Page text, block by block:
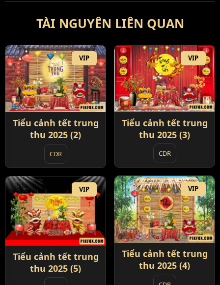
TÀI NGUYÊN LIÊN QUAN
VIP
Tiểu cảnh tết trung
thu 2025 (2)
CDR
VIP
Tiểu cảnh tết trung
thu 2025 (3)
CDR
VIP
Tiểu cảnh tết trung
thu 2025 (4)
VIP
Tiểu cảnh tết trung
thu 2025 (5)